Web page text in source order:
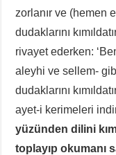
zorlanır ve (hemen
dudaklarını
rivayet ederken:
aleyhi ve sellem- gibi
dudaklarını
ayet-i kerimeleri
yüzünden dilini
toplayıp okumanı